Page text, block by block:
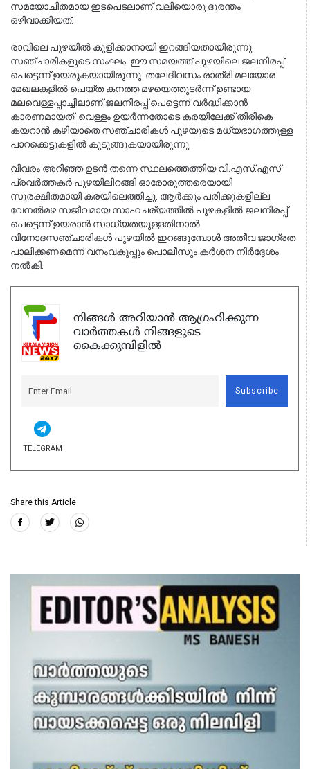
സമയോചിതമായ ഇടപെടലാണ് വലിയൊരു ദുരന്തം
ഒഴിവാക്കിയത്.
രാവിലെ പുഴയിൽ കുളിക്കാനായി ഇറങ്ങിയതായിരുന്നു
സഞ്ചാരികളുടെ സംഘം. ഈ സമയത്ത് പുഴയിലെ ജലനിരപ്പ്
പെട്ടെന്ന് ഉയരുകയായിരുന്നു. തലേദിവസം രാത്രി മലയോര
മേഖലകളിൽ പെയ്ത കനത്ത മഴയെത്തുടർന്ന് ഉണ്ടായ
മലവെള്ളപ്പാച്ചിലാണ് ജലനിരപ്പ് പെട്ടെന്ന് വർദ്ധിക്കാൻ
കാരണമായത്. വെള്ളം ഉയർന്നതോടെ കരയിലേക്ക് തിരികെ
കയറാൻ കഴിയാതെ സഞ്ചാരികൾ പുഴയുടെ മധ്യഭാഗത്തുള്ള
പാറക്കെട്ടുകളിൽ കുടുങ്ങുകയായിരുന്നു.
വിവരം അറിഞ്ഞ ഉടൻ തന്നെ സ്ഥലത്തെത്തിയ വി.എസ്.എസ്
പ്രവർത്തകർ പുഴയിലിറങ്ങി ഓരോരുത്തരെയായി
സുരക്ഷിതമായി കരയിലെത്തിച്ചു. ആർക്കും പരിക്കുകളില്ല.
വേനൽമഴ സജീവമായ സാഹചര്യത്തിൽ പുഴകളിൽ ജലനിരപ്പ്
പെട്ടെന്ന് ഉയരാൻ സാധ്യതയുള്ളതിനാൽ
വിനോദസഞ്ചാരികൾ പുഴയിൽ ഇറങ്ങുമ്പോൾ അതീവ ജാഗ്രത
പാലിക്കണമെന്ന് വനംവകുപ്പും പൊലീസും കർശന നിർദ്ദേശം
നൽകി.
നിങ്ങൾ അറിയാൻ ആഗ്രഹിക്കുന്ന
വാർത്തകൾ നിങ്ങളുടെ
കൈക്കുമ്പിളിൽ
Subscribe
TELEGRAM
Share this Article